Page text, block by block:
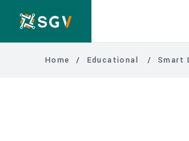
Home / Educational /Smart